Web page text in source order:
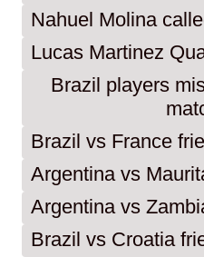
Nahuel Molina
Lucas Martinez
Brazil players
Brazil vs France
Argentina vs
Argentina vs
Brazil vs Croatia